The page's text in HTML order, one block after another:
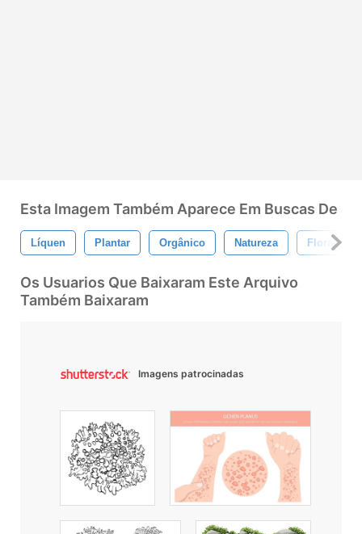
Esta Imagem Também Aparece Em Buscas De
Líquen Plantar Orgânico Natureza Floral
Os Usuarios Que Baixaram Este Arquivo
Também Baixaram
Imagens patrocinadas